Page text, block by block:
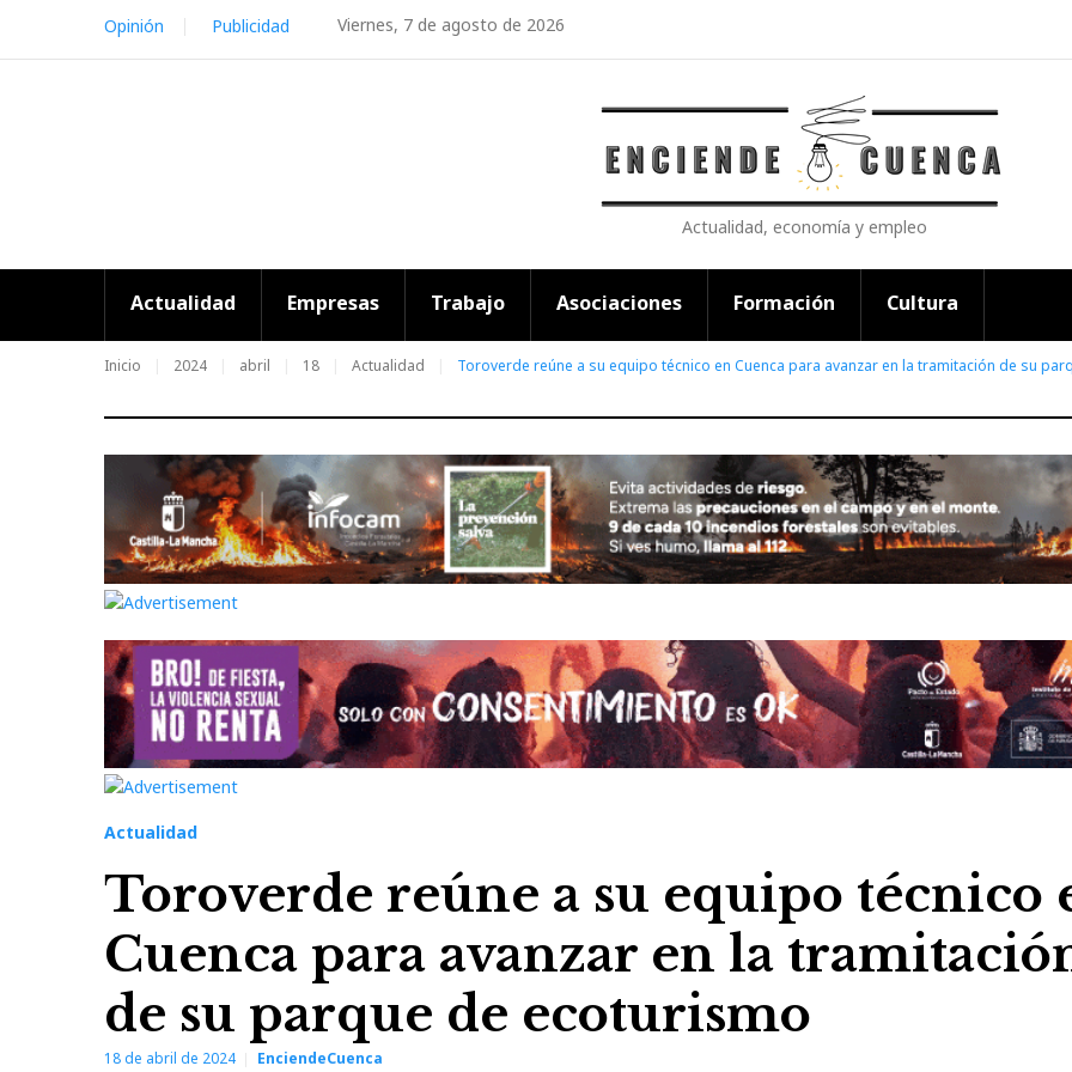
content
Viernes, 7 de agosto de 2026
Opinión Publicidad
Actualidad, economía y empleo
Actualidad Empresas Trabajo Asociaciones Formación Cultura
Inicio 2024 abril 18 Actualidad Toroverde reúne a su equipo técnico en Cuenca para avanzar en la tramitación de su
Actualidad
Toroverde reúne a su equipo técnico
Cuenca para avanzar en la
de su parque de ecoturismo
18 de abril de 2024 EnciendeCuenca